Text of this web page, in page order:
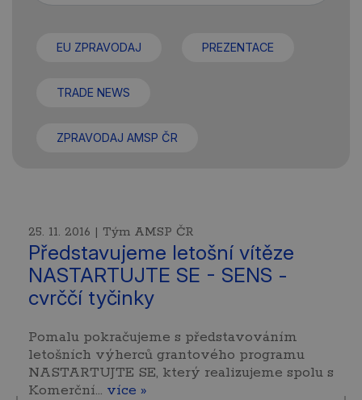
EU ZPRAVODAJ PREZENTACE
TRADE NEWS
ZPRAVODAJ AMSP ČR
25. 11. 2016 | Tým AMSP ČR
Představujeme letošní vítěze
NASTARTUJTE SE - SENS -
cvrččí tyčinky
Pomalu pokračujeme s představováním
letošních výherců grantového programu
NASTARTUJTE SE, který realizujeme spolu s
Komerční… více »